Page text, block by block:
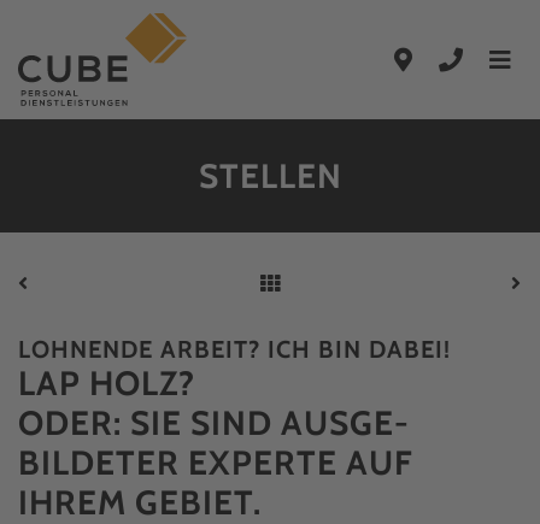
Zum Hauptinhalt springen
Zur Hauptnavigation springen
STELLEN
LOHNENDE ARBEIT? ICH BIN DABEI!
LAP HOLZ?
ODER: SIE SIND AUSGE­
BILDETER EXPERTE AUF
IHREM GEBIET.